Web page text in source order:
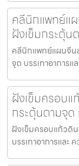
คลีนิกแพทย์แ
ฝังเข็มกระตุ้น
คลีนิกแพทย์แผนจีน
จุด บรรเทาอาการ
ฝังเข็มครอบแ
กระตุ้นตามจุด
ฝังเข็มครอบแก้วดิ
บรรเทาอาการและ